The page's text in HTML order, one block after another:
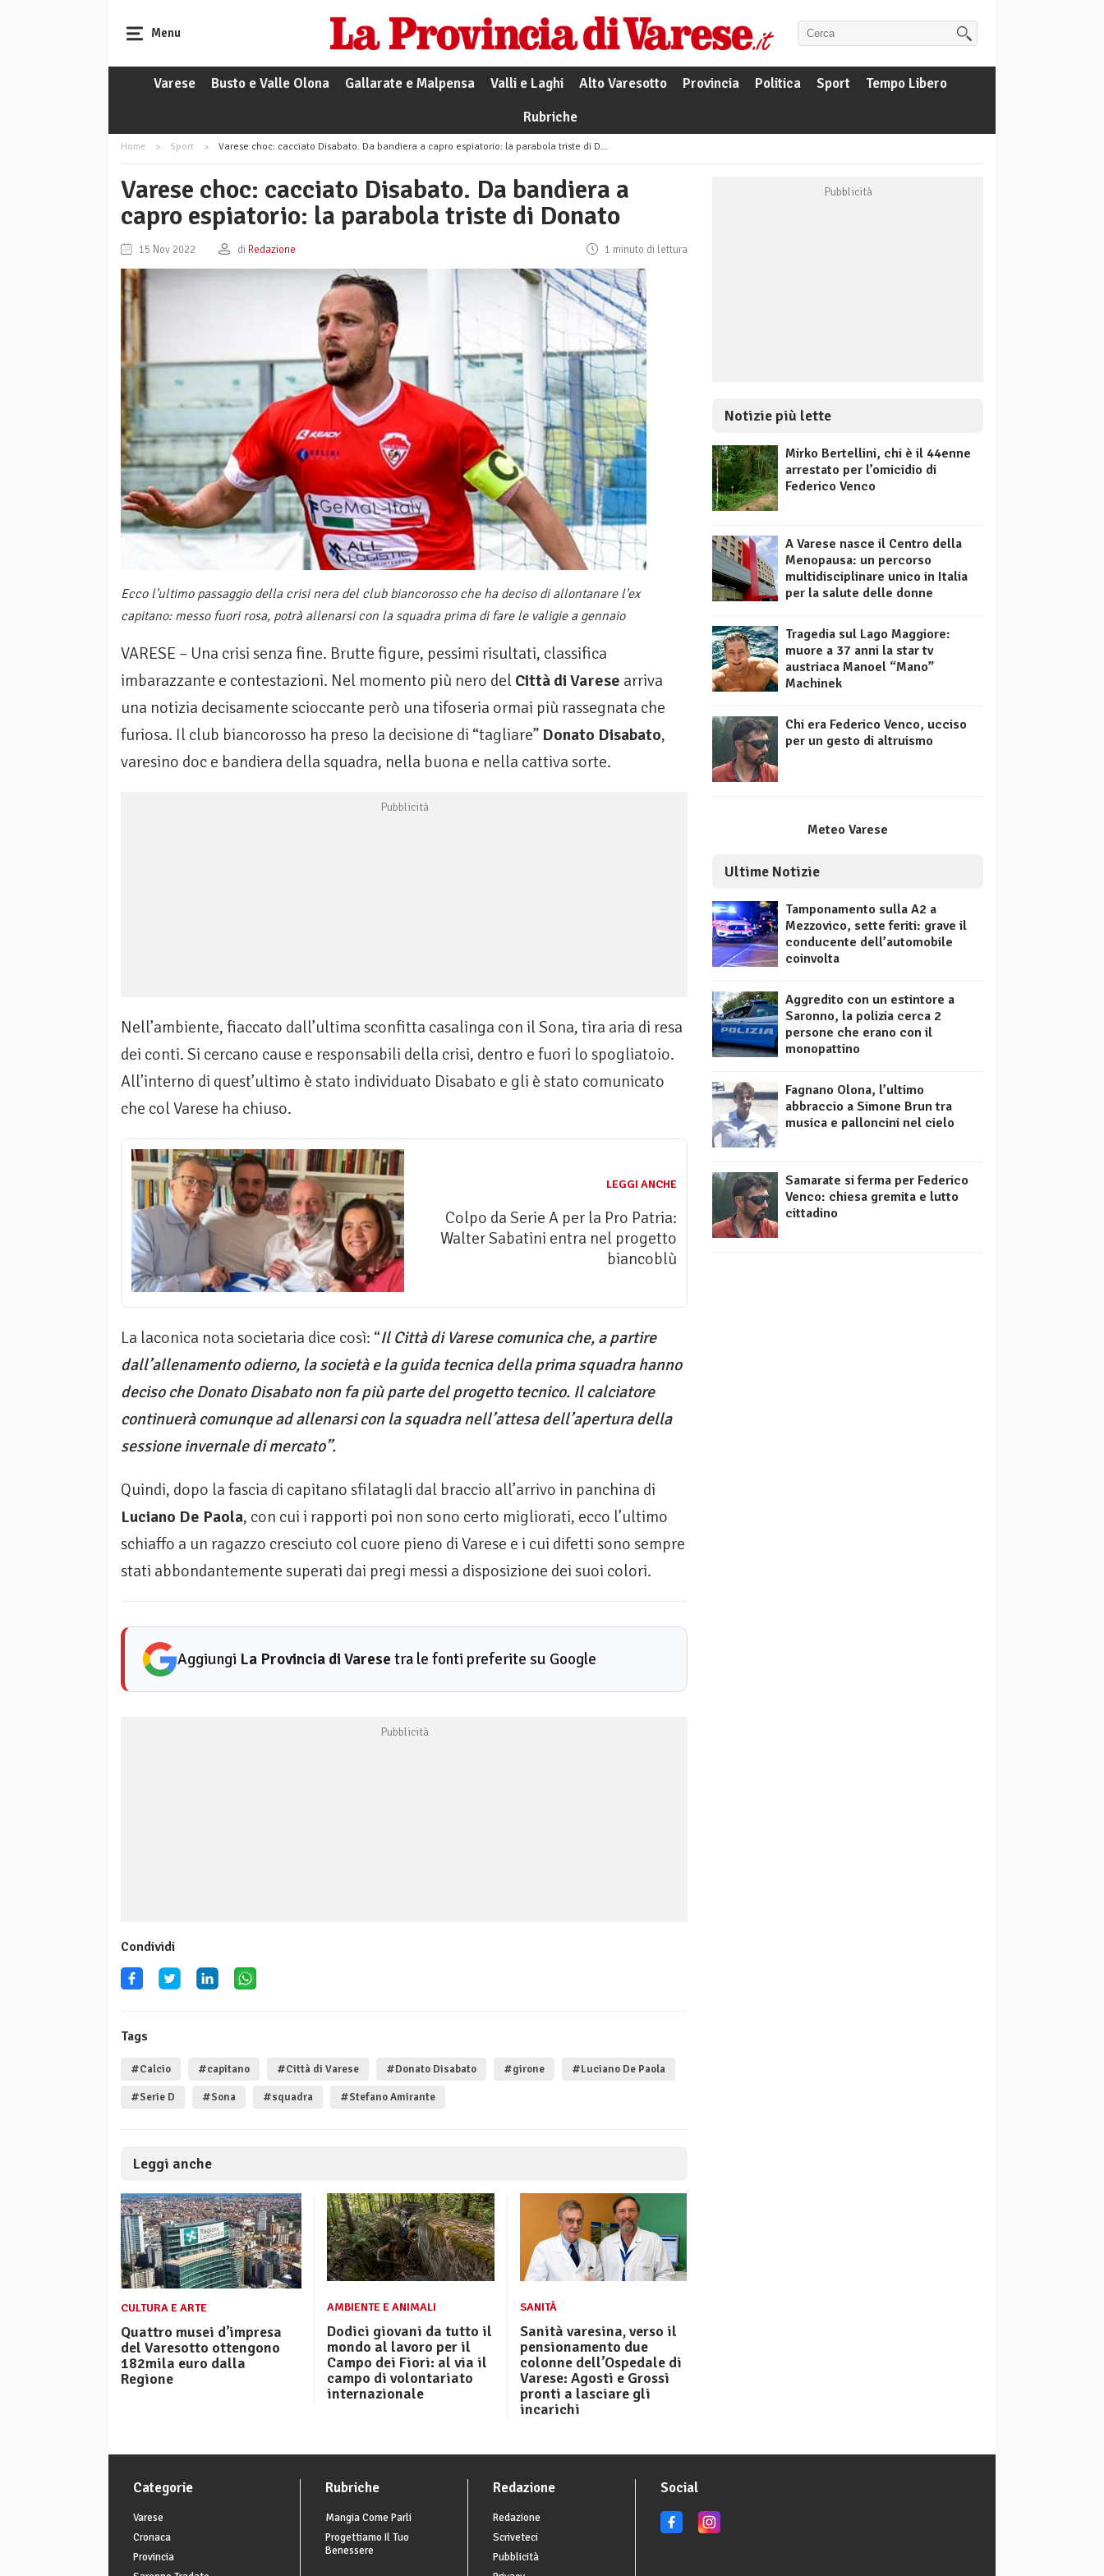
Menu
Varese Busto e Valle Olona Gallarate e Malpensa Valli e Laghi Alto Varesotto Provincia Politica Sport
Tempo Libero
Rubriche
Home Sport Varese choc: cacciato Disabato. Da bandiera a capro espiatorio: la parabola triste di Donato
Varese choc: cacciato Disabato. Da bandiera a
capro espiatorio: la parabola triste di Donato
15 Nov 2022 di Redazione 1 minuto di lettura
Ecco l'ultimo passaggio della crisi nera del club biancorosso che ha deciso di allontanare l'ex
capitano: messo fuori rosa, potrà allenarsi con la squadra prima di fare le valigie a gennaio
VARESE – Una crisi senza fine. Brutte figure, pessimi risultati, classifica
imbarazzante e contestazioni. Nel momento più nero del Città di Varese arriva
una notizia decisamente scioccante però una tifoseria ormai più rassegnata che
furiosa. Il club biancorosso ha preso la decisione di “tagliare” Donato Disabato,
varesino doc e bandiera della squadra, nella buona e nella cattiva sorte.
Nell’ambiente, fiaccato dall’ultima sconfitta casalinga con il Sona, tira aria di resa
dei conti. Si cercano cause e responsabili della crisi, dentro e fuori lo spogliatoio.
All’interno di quest’ultimo è stato individuato Disabato e gli è stato comunicato
che col Varese ha chiuso.
LEGGI ANCHE
Colpo da Serie A per la Pro Patria:
Walter Sabatini entra nel progetto
biancoblù
La laconica nota societaria dice così: “Il Città di Varese comunica che, a partire
dall’allenamento odierno, la società e la guida tecnica della prima squadra hanno
deciso che Donato Disabato non fa più parte del progetto tecnico. Il calciatore
continuerà comunque ad allenarsi con la squadra nell’attesa dell’apertura della
sessione invernale di mercato”.
Quindi, dopo la fascia di capitano sfilatagli dal braccio all’arrivo in panchina di
Luciano De Paola, con cui i rapporti poi non sono certo migliorati, ecco l’ultimo
schiaffo a un ragazzo cresciuto col cuore pieno di Varese e i cui difetti sono sempre
stati abbondantemente superati dai pregi messi a disposizione dei suoi colori.
Aggiungi La Provincia di Varese tra le fonti preferite su Google
Condividi
Tags
#Calcio #capitano #Città di Varese #Donato Disabato #girone #Luciano De Paola
#Serie D #Sona #squadra #Stefano Amirante
Leggi anche
CULTURA E ARTE
Quattro musei d’impresa
del Varesotto ottengono
182mila euro dalla
Regione
AMBIENTE E ANIMALI
Dodici giovani da tutto il
mondo al lavoro per il
Campo dei Fiori: al via il
campo di volontariato
internazionale
SANITÀ
Sanità varesina, verso il
pensionamento due
colonne dell’Ospedale di
Varese: Agosti e Grossi
pronti a lasciare gli
incarichi
Notizie più lette
Mirko Bertellini, chi è il 44enne
arrestato per l’omicidio di
Federico Venco
A Varese nasce il Centro della
Menopausa: un percorso
multidisciplinare unico in Italia
per la salute delle donne
Tragedia sul Lago Maggiore:
muore a 37 anni la star tv
austriaca Manoel “Mano”
Machinek
Chi era Federico Venco, ucciso
per un gesto di altruismo
Meteo Varese
Ultime Notizie
Tamponamento sulla A2 a
Mezzovico, sette feriti: grave il
conducente dell’automobile
coinvolta
Aggredito con un estintore a
Saronno, la polizia cerca 2
persone che erano con il
monopattino
Fagnano Olona, l’ultimo
abbraccio a Simone Brun tra
musica e palloncini nel cielo
Samarate si ferma per Federico
Venco: chiesa gremita e lutto
cittadino
Categorie
Varese
Cronaca
Provincia
Rubriche
Mangia Come Parli
Progettiamo Il Tuo
Benessere
Redazione
Redazione
Scriveteci
Pubblicità
Social